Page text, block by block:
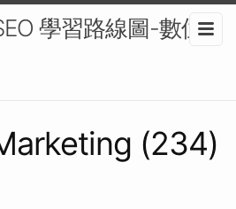
學習路線圖-數位
(234)